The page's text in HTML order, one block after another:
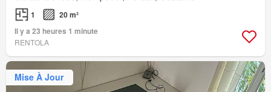
1
20 m²
Il y a 23 heures 1 minute
RENTOLA
Mise À Jour